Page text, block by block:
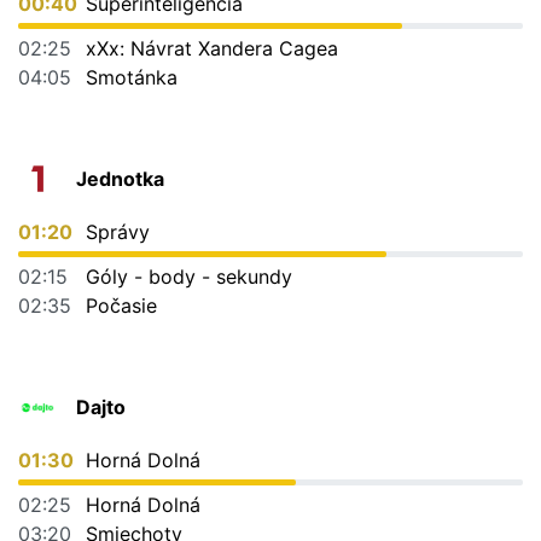
02:25
xXx: Návrat Xandera Cagea
04:05
Smotánka
Jednotka
01:20 Správy
02:15
Góly - body - sekundy
02:35
Počasie
Dajto
01:30 Horná Dolná
02:25
Horná Dolná
03:20
Smiechoty